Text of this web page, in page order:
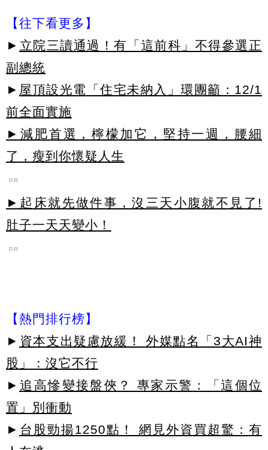
【往下看更多】
► 立院三讀通過！有「這前科」不得參選正
副總統
► 屋頂設光電「住宅未納入」環團籲：12/1
前全面實施
►減肥首選，檸檬加它，堅持一週，腰細
了，瘦到你懷疑人生
PR
►起床就先做件事，沒三天小腹就不見了!
肚子一天天變小！
PR
【熱門排行榜】
► 資本支出疑慮放緩！ 外媒點名「3大AI神
股」：沒它不行
► 追高慘變接盤俠？ 專家示警：「這個位
置」別衝動
► 台股勁揚1250點！ 網見外資買超驚：有